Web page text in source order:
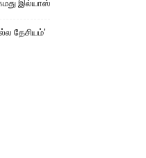
இல்யாஸ்
தேசியம்’